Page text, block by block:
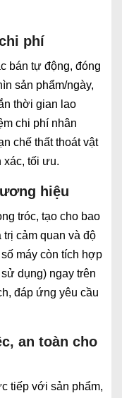
phí
bán tự động, đóng
sản phẩm/ngày,
thời gian lao
chi phí nhân
chế thất thoát vật
xác, tối ưu.
hiệu
tróc, tạo cho bao
trị cảm quan và độ
máy còn tích hợp
dụng) ngay trên
đáp ứng yêu cầu
an toàn cho
tiếp với sản phẩm,